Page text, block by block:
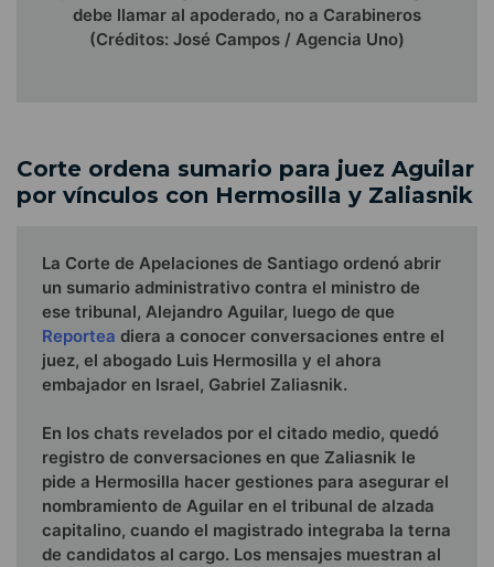
debe llamar al apoderado, no a Carabineros
(Créditos: José Campos / Agencia Uno)
Corte ordena sumario para juez Aguilar
por vínculos con Hermosilla y Zaliasnik
La Corte de Apelaciones de Santiago ordenó abrir
un sumario administrativo contra el ministro de
ese tribunal, Alejandro Aguilar, luego de que
Reportea diera a conocer conversaciones entre el
juez, el abogado Luis Hermosilla y el ahora
embajador en Israel, Gabriel Zaliasnik.
En los chats revelados por el citado medio, quedó
registro de conversaciones en que Zaliasnik le
pide a Hermosilla hacer gestiones para asegurar el
nombramiento de Aguilar en el tribunal de alzada
capitalino, cuando el magistrado integraba la terna
de candidatos al cargo. Los mensajes muestran al